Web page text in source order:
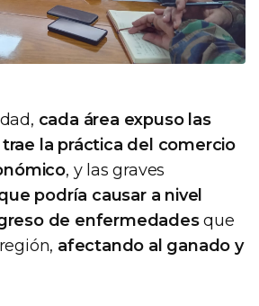
cada área expuso las
la práctica del comercio
, y las graves
podría causar a nivel
de enfermedadesque
afectando al ganado y